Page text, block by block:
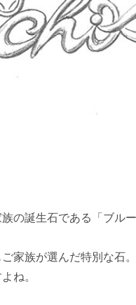
の誕生石である「ブル
家族が選んだ特別な石。
ね。